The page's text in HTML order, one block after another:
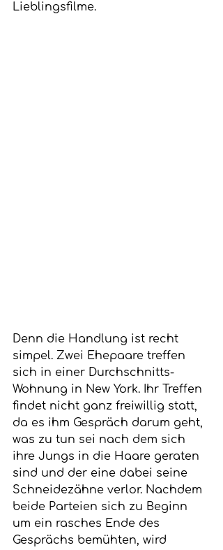
Lieblingsfilme.
Denn die Handlung ist recht
simpel. Zwei Ehepaare treffen
sich in einer Durchschnitts-
Wohnung in New York. Ihr Treffen
findet nicht ganz freiwillig statt,
da es ihm Gespräch darum geht,
was zu tun sei nach dem sich
ihre Jungs in die Haare geraten
sind und der eine dabei seine
Schneidezähne verlor. Nachdem
beide Parteien sich zu Beginn
um ein rasches Ende des
Gesprächs bemühten, wird